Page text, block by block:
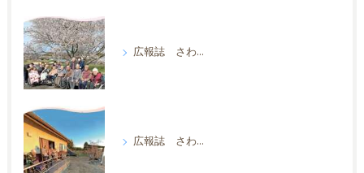
広報誌 さわやか 2026年4月
広報誌 さわやか 2026年1月